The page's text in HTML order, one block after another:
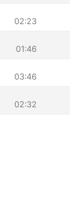
02:23
01:46
03:46
02:32